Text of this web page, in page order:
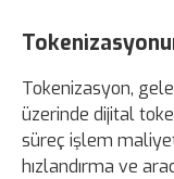
Tokenizasyon,
üzerinde dijital
süreç işlem
hızlandırma ve